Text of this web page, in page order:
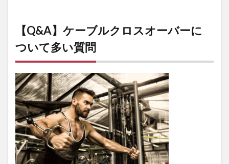
【Q&A】ケーブルクロスオーバーに
ついて多い質問